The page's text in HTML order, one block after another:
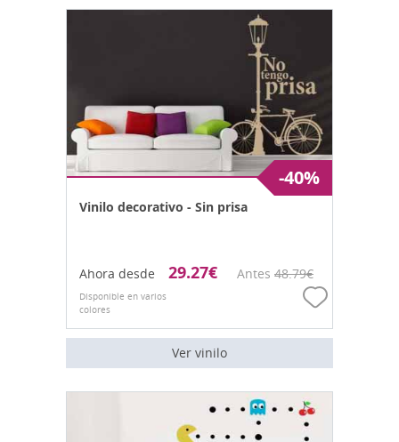
Vinilo decorativo - Sin prisa
-40%
Ahora desde 29.27€ Antes 48.79€
Disponible en varios
colores
Ver vinilo